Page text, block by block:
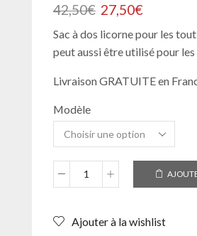
42,50€ 27,50€
Sac à dos licorne pour les
peut aussi être utilisé pour
Livraison GRATUITE en
Modèle
quantité
à
Ajouter à la wishlist